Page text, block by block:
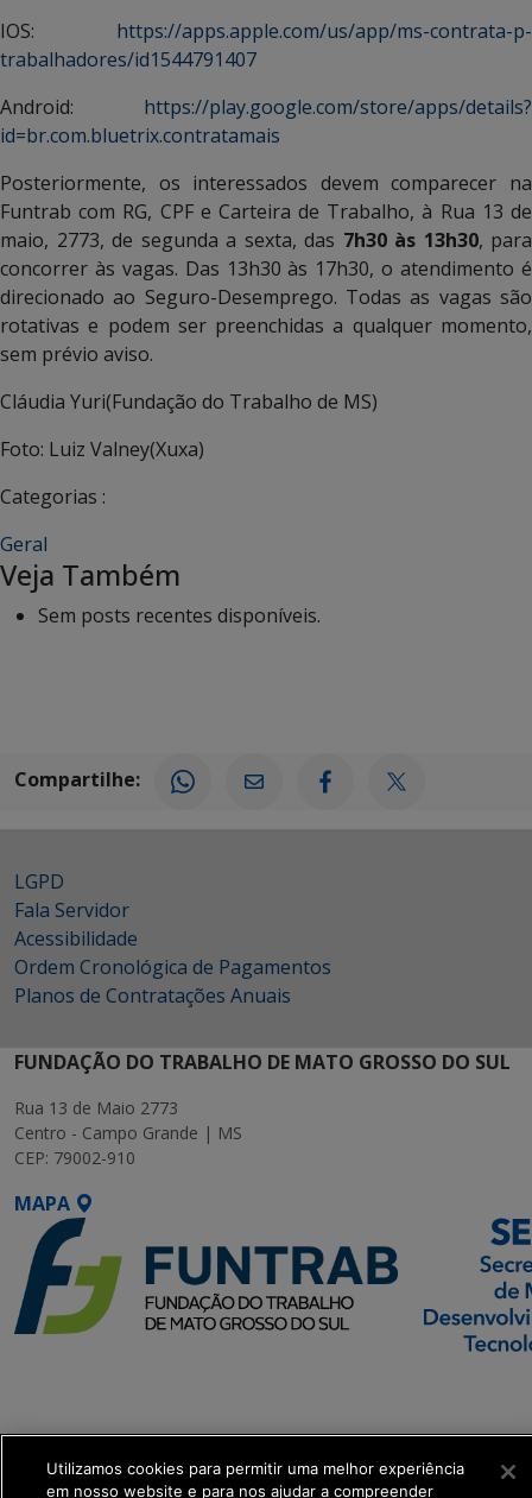
IOS: https://apps.apple.com/us/app/ms-contrata-p-
trabalhadores/id1544791407
Android: https://play.google.com/store/apps/details?
id=br.com.bluetrix.contratamais
Posteriormente, os interessados devem comparecer na
Funtrab com RG, CPF e Carteira de Trabalho, à Rua 13 de
maio, 2773, de segunda a sexta, das 7h30 às 13h30, para
concorrer às vagas. Das 13h30 às 17h30, o atendimento é
direcionado ao Seguro-Desemprego. Todas as vagas são
rotativas e podem ser preenchidas a qualquer momento,
sem prévio aviso.
Cláudia Yuri(Fundação do Trabalho de MS)
Foto: Luiz Valney(Xuxa)
Categorias :
Geral
Veja Também
Sem posts recentes disponíveis.
Compartilhe:
LGPD
Fala Servidor
Acessibilidade
Ordem Cronológica de Pagamentos
Planos de Contratações Anuais
FUNDAÇÃO DO TRABALHO DE MATO GROSSO DO SUL
Rua 13 de Maio 2773
Centro - Campo Grande | MS
CEP: 79002-910
MAPA
Transformação Digital
Utilizamos cookies para permitir uma melhor experiência
em nosso website e para nos ajudar a compreender